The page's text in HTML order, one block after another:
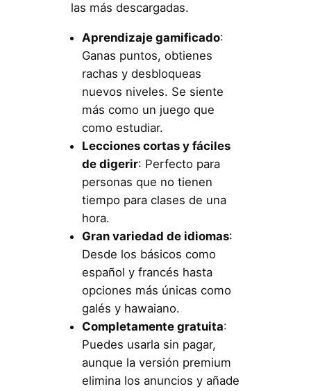
las más descargadas.
Aprendizaje gamificado:
Ganas puntos, obtienes
rachas y desbloqueas
nuevos niveles. Se siente
más como un juego que
como estudiar.
Lecciones cortas y fáciles
de digerir: Perfecto para
personas que no tienen
tiempo para clases de una
hora.
Gran variedad de idiomas:
Desde los básicos como
español y francés hasta
opciones más únicas como
galés y hawaiano.
Completamente gratuita:
Puedes usarla sin pagar,
aunque la versión premium
elimina los anuncios y añade